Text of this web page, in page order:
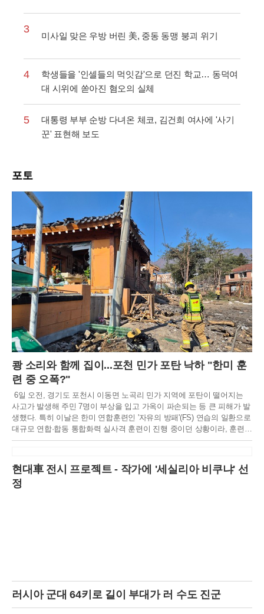
3
미사일 맞은 우방 버린 美, 중동 동맹 붕괴 위기
4
학생들을 '인셀들의 먹잇감'으로 던진 학교… 동덕여
대 시위에 쏟아진 혐오의 실체
5
대통령 부부 순방 다녀온 체코, 김건희 여사에 '사기
꾼' 표현해 보도
포토
쾅 소리와 함께 집이...포천 민가 포탄 낙하 "한미 훈
련 중 오폭?"
6일 오전, 경기도 포천시 이동면 노곡리 민가 지역에 포탄이 떨어지는
사고가 발생해 주민 7명이 부상을 입고 가옥이 파손되는 등 큰 피해가 발
생했다. 특히 이날은 한미 연합훈련인 '자유의 방패'(FS) 연습의 일환으로
대규모 연합·합동 통합화력 실사격 훈련이 진행 중이던 상황이라, 훈련
중 오폭 사고 가능성에 무게가 실리고 있다.소방당국에 따르면, 이날 오
다"는 내용의 신고가 18건이나 동시다발적으로 접수됐다. 신고를 받고
즉시 출동한 소방당국은 현장에서 중상 4명, 경상 3명 등 총 7명의 부상
자를 확인하고 인근 병원으로 긴급 이송 조치했다.사고 현장은 그야말로
었으며, 실사격 훈련도 포함되어 있었다.군 당국은 사고 발생 직후 훈련
을 즉각 중단하고, 정확한 사고 원인과 경위를 조사하고 있다. 군 관계자
현대車 전시 프로젝트 - 작가에 '세실리아 비쿠냐' 선
정
러시아 군대 64키로 길이 부대가 러 수도 진군